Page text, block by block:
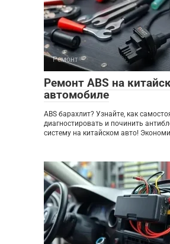
Ремонт
Ремонт ABS на
автомобиле
ABS барахлит? Узнайте, как
диагностировать и починить
систему на китайском авто!